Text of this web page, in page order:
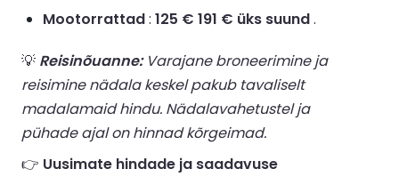
Mootorrattad: 125 € 191 € üks suund.
💡 Reisinõuanne:Varajane broneerimine ja
reisimine nädala keskel pakub tavaliselt
madalamaid hindu. Nädalavahetustel ja
pühade ajal on hinnad kõrgeimad.
👉 Uusimate hindade ja saadavuse